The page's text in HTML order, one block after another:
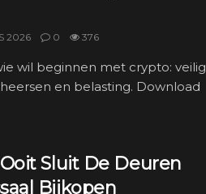
2026 0 376
wil beginnen met crypto: veilig
en belasting. Download
Sluit De Deuren
Bijkopen